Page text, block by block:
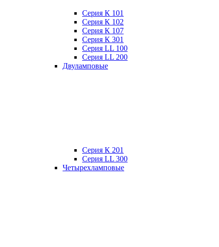
Серия К 101
Серия К 102
Серия К 107
Серия К 301
Серия LL 100
Серия LL 200
Двуламповые
Серия К 201
Серия LL 300
Четырехламповые